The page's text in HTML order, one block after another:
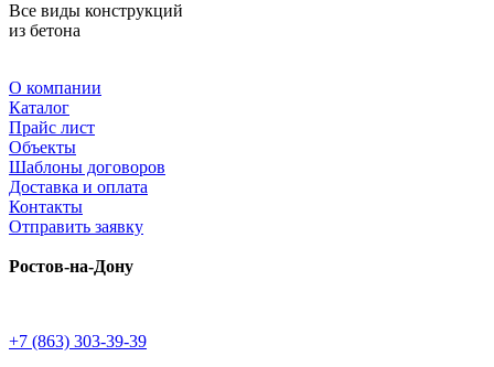
Все виды конструкций
из бетона
О компании
Каталог
Прайс лист
Объекты
Шаблоны договоров
Доставка и оплата
Контакты
Отправить заявку
Ростов-на-Дону
+7 (863) 303-39-39